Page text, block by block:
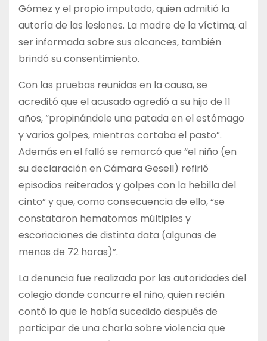
Gómez y el propio imputado, quien admitió la
autoría de las lesiones. La madre de la víctima, al
ser informada sobre sus alcances, también
brindó su consentimiento.
Con las pruebas reunidas en la causa, se
acreditó que el acusado agredió a su hijo de 11
años, “propinándole una patada en el estómago
y varios golpes, mientras cortaba el pasto”.
Además en el falló se remarcó que “el niño (en
su declaración en Cámara Gesell) refirió
episodios reiterados y golpes con la hebilla del
cinto” y que, como consecuencia de ello, “se
constataron hematomas múltiples y
escoriaciones de distinta data (algunas de
menos de 72 horas)”.
La denuncia fue realizada por las autoridades del
colegio donde concurre el niño, quien recién
contó lo que le había sucedido después de
participar de una charla sobre violencia que